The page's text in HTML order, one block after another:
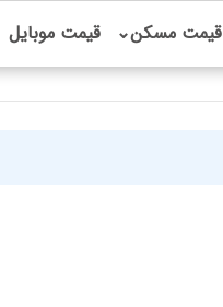
قیمت مسکن⌄ قیمت موبایل